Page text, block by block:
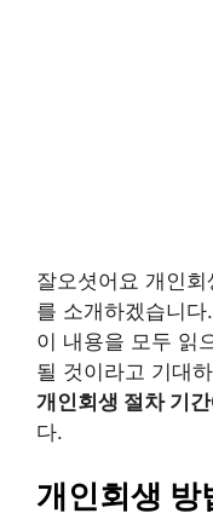
잘오셧어요 개인
를 소개하겠습니다.
이 내용을 모두 읽
될 것이라고 기대
개인회생 절차 기간
다.
개인회생 방